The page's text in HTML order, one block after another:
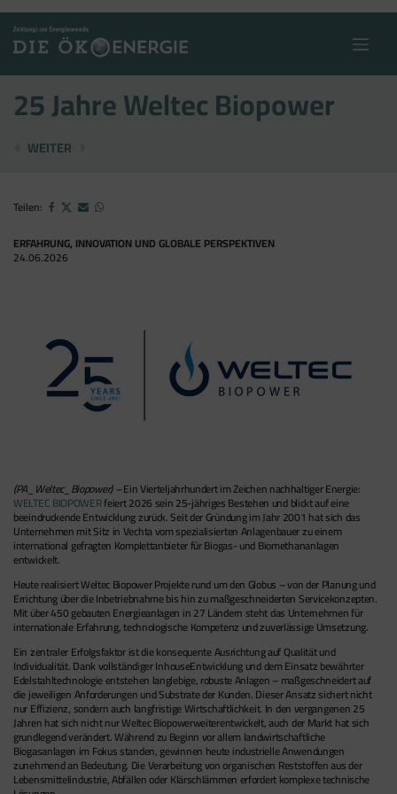
content
25 Jahre Weltec Biopower
SOLARINDUSTRIE BEREIT …
WEITER
Teilen:
ERFAHRUNG, INNOVATION UND GLOBALE PERSPEKTIVEN
24.06.2026
(PA_Weltec_Biopower) –Ein Vierteljahrhundert im Zeichen nachhaltiger Energie:
WELTEC BIOPOWERfeiert 2026 sein 25-jähriges Bestehen und blickt auf eine
beeindruckende Entwicklung zurück. Seit der Gründung im Jahr 2001 hat sich das
Unternehmen mit Sitz in Vechta vom spezialisierten Anlagenbauer zu einem
international gefragten Komplettanbieter für Biogas- und Biomethananlagen
entwickelt.
Heute realisiert Weltec Biopower Projekte rund um den Globus – von der Planung und
Errichtung über die Inbetriebnahme bis hin zu maßgeschneiderten Servicekonzepten.
Mit über 450 gebauten Energieanlagen in 27 Ländern steht das Unternehmen für
internationale Erfahrung, technologische Kompetenz und zuverlässige Umsetzung.
Ein zentraler Erfolgsfaktor ist die konsequente Ausrichtung auf Qualität und
Individualität. Dank vollständiger InhouseEntwicklung und dem Einsatz bewährter
Edelstahltechnologie entstehen langlebige, robuste Anlagen – maßgeschneidert auf
die jeweiligen Anforderungen und Substrate der Kunden. Dieser Ansatz sichert nicht
nur Effizienz, sondern auch langfristige Wirtschaftlichkeit. In den vergangenen 25
Jahren hat sich nicht nur Weltec Biopowerweiterentwickelt, auch der Markt hat sich
grundlegend verändert. Während zu Beginn vor allem landwirtschaftliche
Biogasanlagen im Fokus standen, gewinnen heute industrielle Anwendungen
zunehmend an Bedeutung. Die Verarbeitung von organischen Reststoffen aus der
Lebensmittelindustrie, Abfällen oder Klärschlämmen erfordert komplexe technische